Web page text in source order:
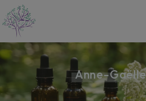
Anne-
Panneau de gestion des cookies